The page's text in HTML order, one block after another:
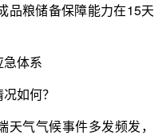
品粮储备保障能力在15天
体系
如何？
气气候事件多发频发，